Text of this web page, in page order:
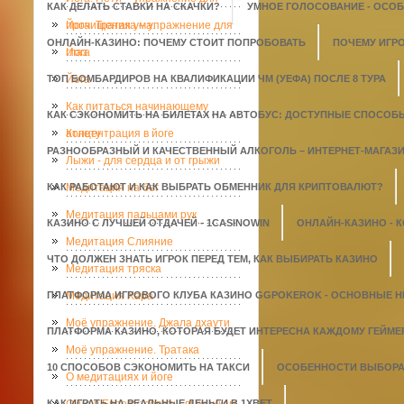
КАК ДЕЛАТЬ СТАВКИ НА СКАЧКИ? УМНОЕ ГОЛОСОВАНИЕ -
ОНЛАЙН-КАЗИНО: ПОЧЕМУ СТОИТ ПОПРОБОВАТЬ ПОЧЕМУ
ТОП БОМБАРДИРОВ НА КВАЛИФИКАЦИИ ЧМ (УЕФА) ПОСЛЕ 8 ТУРА
КАК СЭКОНОМИТЬ НА БИЛЕТАХ НА АВТОБУС: ДОСТУПНЫЕ
РАЗНООБРАЗНЫЙ И КАЧЕСТВЕННЫЙ АЛКОГОЛЬ – ИНТЕРНЕТ-
КАК РАБОТАЮТ И КАК ВЫБРАТЬ ОБМЕННИК ДЛЯ КРИПТОВАЛЮТ?
КАЗИНО С ЛУЧШЕЙ ОТДАЧЕЙ - 1СASINOWIN ОНЛАЙН-КАЗИНО -
ЧТО ДОЛЖЕН ЗНАТЬ ИГРОК ПЕРЕД ТЕМ, КАК ВЫБИРАТЬ КАЗИНО
ПЛАТФОРМА ИГРОВОГО КЛУБА КАЗИНО GGPOKEROK -
ПЛАТФОРМА КАЗИНО, КОТОРАЯ БУДЕТ ИНТЕРЕСНА КАЖДОМУ
10 СПОСОБОВ СЭКОНОМИТЬ НА ТАКСИ ОСОБЕННОСТИ
прочищения ума.
Йога. Тратака – упражнение для
глаз
Йога
Йога
Как питаться начинающему
атлету
Концентрация в йоге
Лыжи - для сердца и от грыжи
Медитация на бег
Медитация пальцами рук
Медитация Слияние
Медитация тряска
Медитация Хара
Моё упражнение. Джала дхаути
Моё упражнение. Тратака
О медитациях и йоге